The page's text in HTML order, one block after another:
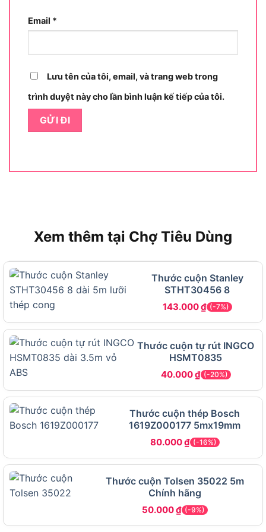
sản phẩm cùng phân khúc. Dưới đây là những
Móc thép tích hợp nam châm mạnh
Móc thước được làm từ thép cứng, thiết kế với
(trái, phải và giữa) để đảm bảo độ
chính xác khi đo từ các góc khác nhau. Đặc biệt,
nam châm neodymium mạnhđược gắn ở móc
thước cho phép cố định chắc chắn trên bề mặt
kim loại như dầm thép, ống sắt hoặc khung máy.
Điều này cực kỳ hữu ích khi bạn cần đo một mình
mà không có người hỗ trợ giữ đầu thước.
Lá thước thép phủ nylon chống mài mòn
phủ nylon dày, giúp tăng độ bền gấp 2 lần so với
các thước cuộn thông thường. Lớp phủ này không
chỉ chống mài mòn mà còn bảo vệ thước khỏi gỉ
sét khi sử dụng trong điều kiện ẩm ướt. Các vạch
đo được in bằng công nghệ laser hiện đại, đảm
Email *
Lưu tên của tôi, email, và trang web trong
trình duyệt này cho lần bình luận kế tiếp của tôi.
Xem thêm tại Chợ Tiêu Dùng
Thước cuộn Stanley
STHT30456 8
143.000₫ (-7%)
Thước cuộn tự rút INGCO
HSMT0835
40.000₫ (-20%)
Thước cuộn thép Bosch
1619Z000177 5mx19mm
80.000₫ (-16%)
Thước cuộn Tolsen 35022 5m
Chính hãng
50.000₫ (-9%)